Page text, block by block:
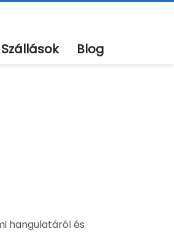
Szállások Blog
hangulatáról és